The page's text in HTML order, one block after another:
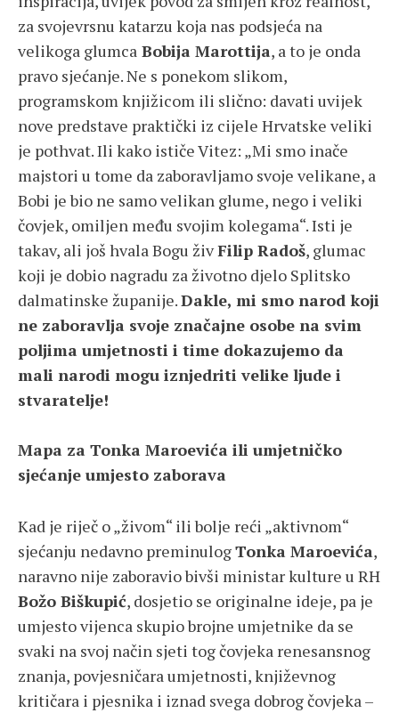
za svojevrsnu katarzu koja nas podsjeća na
velikoga glumca Bobija Marottija, a to je onda
pravo sjećanje. Ne s ponekom slikom,
programskom knjižicom ili slično: davati uvijek
nove predstave praktički iz cijele Hrvatske veliki
je pothvat. Ili kako ističe Vitez: „Mi smo inače
majstori u tome da zaboravljamo svoje velikane, a
Bobi je bio ne samo velikan glume, nego i veliki
čovjek, omiljen među svojim kolegama“. Isti je
takav, ali još hvala Bogu živFilip Radoš, glumac
koji je dobio nagradu za životno djelo Splitsko
dalmatinske županije.Dakle, mi smo narod koji
ne zaboravlja svoje značajne osobe na svim
poljima umjetnosti i time dokazujemo da
mali narodi mogu iznjedriti velike ljude i
stvaratelje!
Mapa za Tonka Maroevića ili umjetničko
sjećanje umjesto zaborava
Kad je riječ o „živom“ ili bolje reći „aktivnom“
sjećanju nedavno preminulogTonka Maroevića,
naravno nije zaboravio bivši ministar kulture u RH
Božo Biškupić, dosjetio se originalne ideje, pa je
umjesto vijenca skupio brojne umjetnike da se
svaki na svoj način sjeti tog čovjeka renesansnog
znanja, povjesničara umjetnosti, književnog
kritičara i pjesnika i iznad svega dobrog čovjeka –